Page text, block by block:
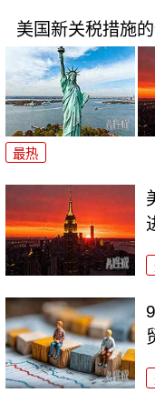
美国新关税措施
最热